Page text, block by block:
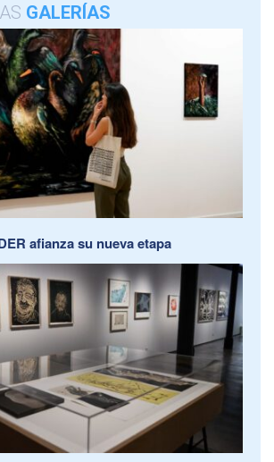
GALERÍAS
afianza su nueva etapa